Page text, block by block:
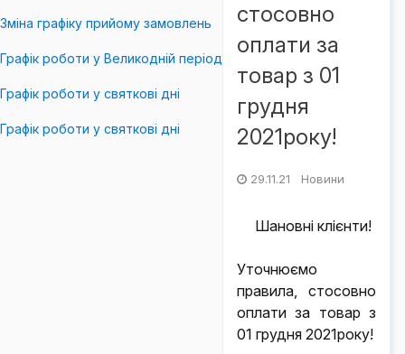
Зміна графіку прийому замовлень
Графік роботи у Великодній період
Графік роботи у святкові дні
Графік роботи у святкові дні
стосовно
оплати за
товар з 01
грудня
2021року!
29.11.21 Новини
Шановні клієнти!
Уточнюємо
правила, стосовно
оплати за товар з
01 грудня 2021року!